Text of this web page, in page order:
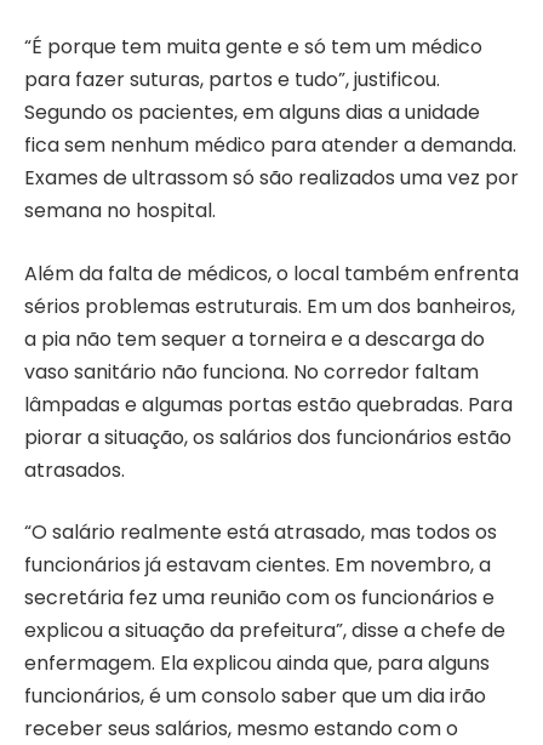
“É porque tem muita gente e só tem um médico
para fazer suturas, partos e tudo”, justificou.
Segundo os pacientes, em alguns dias a unidade
fica sem nenhum médico para atender a demanda.
Exames de ultrassom só são realizados uma vez por
semana no hospital.
Além da falta de médicos, o local também enfrenta
sérios problemas estruturais. Em um dos banheiros,
a pia não tem sequer a torneira e a descarga do
vaso sanitário não funciona. No corredor faltam
lâmpadas e algumas portas estão quebradas. Para
piorar a situação, os salários dos funcionários estão
atrasados.
“O salário realmente está atrasado, mas todos os
funcionários já estavam cientes. Em novembro, a
secretária fez uma reunião com os funcionários e
explicou a situação da prefeitura”, disse a chefe de
enfermagem. Ela explicou ainda que, para alguns
funcionários, é um consolo saber que um dia irão
receber seus salários, mesmo estando com o